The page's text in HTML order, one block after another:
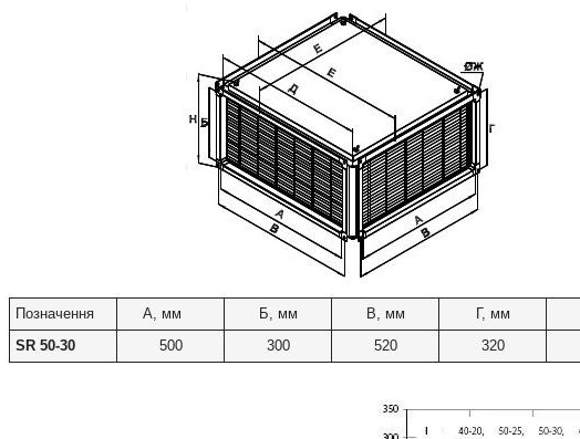
Позначення А, мм Б, мм В, мм Г, мм
SR 50-30
500 300 520 320